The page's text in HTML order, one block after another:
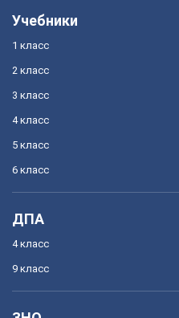
Учебники
1 класс
2 класс
3 класс
4 класс
5 класс
6 класс
ДПА
4 класс
9 класс